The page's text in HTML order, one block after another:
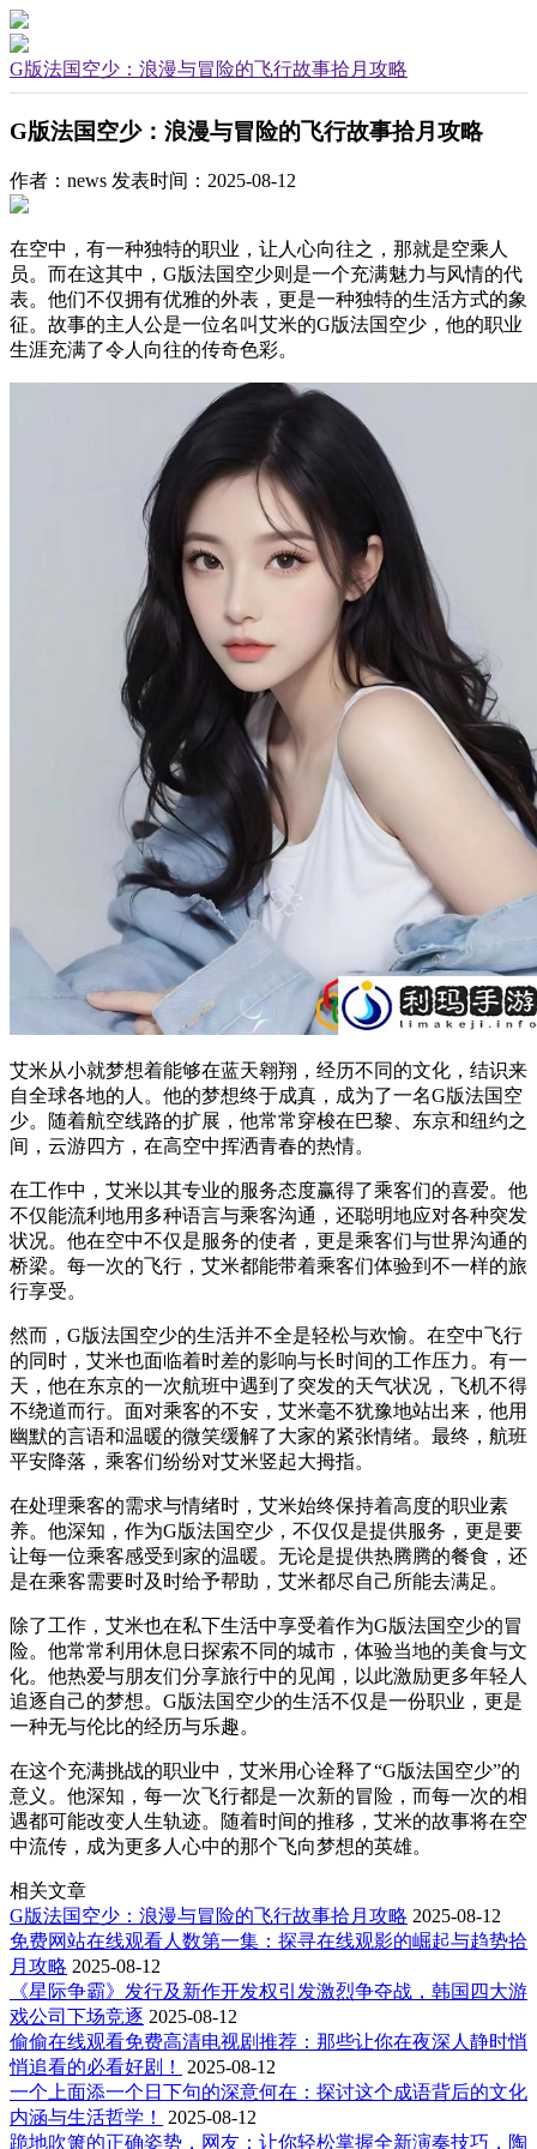
G版法国空少：浪漫与冒险的飞行故事拾月攻略
G版法国空少：浪漫与冒险的飞行故事拾月攻略
作者：news 发表时间：2025-08-12
在空中，有一种独特的职业，让人心向往之，那就是空乘人
员。而在这其中，G版法国空少则是一个充满魅力与风情的代
表。他们不仅拥有优雅的外表，更是一种独特的生活方式的象
征。故事的主人公是一位名叫艾米的G版法国空少，他的职业
生涯充满了令人向往的传奇色彩。
艾米从小就梦想着能够在蓝天翱翔，经历不同的文化，结识来
自全球各地的人。他的梦想终于成真，成为了一名G版法国空
少。随着航空线路的扩展，他常常穿梭在巴黎、东京和纽约之
间，云游四方，在高空中挥洒青春的热情。
在工作中，艾米以其专业的服务态度赢得了乘客们的喜爱。他
不仅能流利地用多种语言与乘客沟通，还聪明地应对各种突发
状况。他在空中不仅是服务的使者，更是乘客们与世界沟通的
桥梁。每一次的飞行，艾米都能带着乘客们体验到不一样的旅
行享受。
然而，G版法国空少的生活并不全是轻松与欢愉。在空中飞行
的同时，艾米也面临着时差的影响与长时间的工作压力。有一
天，他在东京的一次航班中遇到了突发的天气状况，飞机不得
不绕道而行。面对乘客的不安，艾米毫不犹豫地站出来，他用
幽默的言语和温暖的微笑缓解了大家的紧张情绪。最终，航班
平安降落，乘客们纷纷对艾米竖起大拇指。
在处理乘客的需求与情绪时，艾米始终保持着高度的职业素
养。他深知，作为G版法国空少，不仅仅是提供服务，更是要
让每一位乘客感受到家的温暖。无论是提供热腾腾的餐食，还
是在乘客需要时及时给予帮助，艾米都尽自己所能去满足。
除了工作，艾米也在私下生活中享受着作为G版法国空少的冒
险。他常常利用休息日探索不同的城市，体验当地的美食与文
化。他热爱与朋友们分享旅行中的见闻，以此激励更多年轻人
追逐自己的梦想。G版法国空少的生活不仅是一份职业，更是
一种无与伦比的经历与乐趣。
在这个充满挑战的职业中，艾米用心诠释了“G版法国空少”的
意义。他深知，每一次飞行都是一次新的冒险，而每一次的相
遇都可能改变人生轨迹。随着时间的推移，艾米的故事将在空
中流传，成为更多人心中的那个飞向梦想的英雄。
相关文章
G版法国空少：浪漫与冒险的飞行故事拾月攻略 2025-08-12
免费网站在线观看人数第一集：探寻在线观影的崛起与趋势拾
月攻略 2025-08-12
《星际争霸》发行及新作开发权引发激烈争夺战，韩国四大游
戏公司下场竞逐 2025-08-12
偷偷在线观看免费高清电视剧推荐：那些让你在夜深人静时悄
悄追看的必看好剧！
2025-08-12
一个上面添一个日下句的深意何在：探讨这个成语背后的文化
内涵与生活哲学！
2025-08-12
跪地吹箫的正确姿势，网友：让你轻松掌握全新演奏技巧，陶